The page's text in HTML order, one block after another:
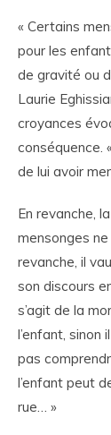
« Certains
pour les
de gravité ou
Laurie
croyances
conséquence.
de lui avoir
En revanche,
mensonges
revanche, il
son discours
s’agit de la
l’enfant, sinon
pas
l’enfant peut
rue… »